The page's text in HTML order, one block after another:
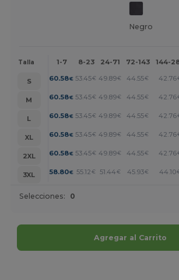
Negro
Talla 1-7 8-23 24-71 72-143 144-
S 60.58€ 53.45€ 49.89€ 44.55€ 42.76
M
60.58€ 53.45€ 49.89€ 44.55€ 42.76
L
60.58€ 53.45€ 49.89€ 44.55€ 42.76
XL
60.58€ 53.45€ 49.89€ 44.55€ 42.76
2XL
60.58€ 53.45€ 49.89€ 44.55€ 42.76
3XL
58.80€ 55.12€ 51.44€ 45.93€ 44.10
Selecciones: 0
Agregar al Carrito